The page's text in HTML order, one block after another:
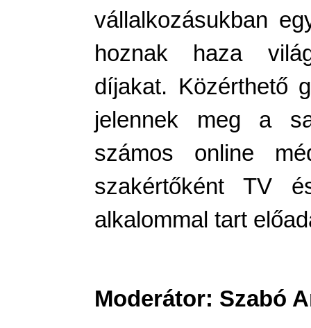
vállalkozásukban
hoznak haza
díjakat. Közérthető
jelennek meg a
számos online
szakértőként TV
alkalommal tart
Moderátor: Szabó